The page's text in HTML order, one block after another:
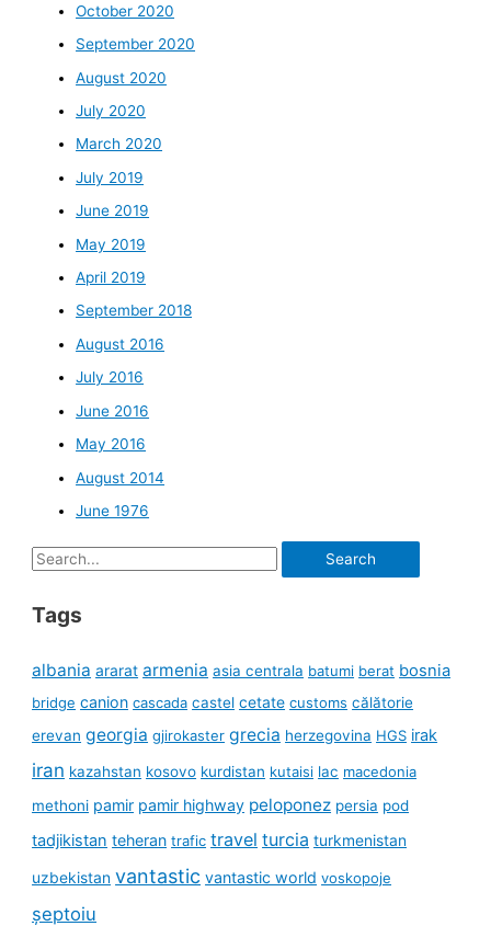
October 2020
September 2020
August 2020
July 2020
March 2020
July 2019
June 2019
May 2019
April 2019
September 2018
August 2016
July 2016
June 2016
May 2016
August 2014
June 1976
Search
Tags
albania ararat armenia asia centrala batumi berat bosnia
bridge canion cascada castel cetate customs călătorie
erevan georgia gjirokaster grecia herzegovina HGS irak
iran kazahstan kosovo kurdistan kutaisi lac macedonia
methoni pamir pamir highway peloponez persia pod
tadjikistan teheran trafic travel turcia turkmenistan
uzbekistan vantastic vantastic world voskopoje
șeptoiu